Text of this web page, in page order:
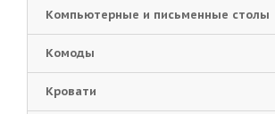
Компьютерные и письменные столы
Комоды
Кровати